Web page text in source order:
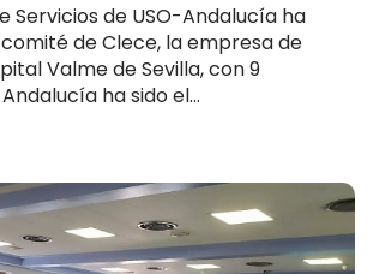
Servicios de USO-Andalucía ha
de Clece, la empresa de
Valme de Sevilla, con 9
ha sido el...